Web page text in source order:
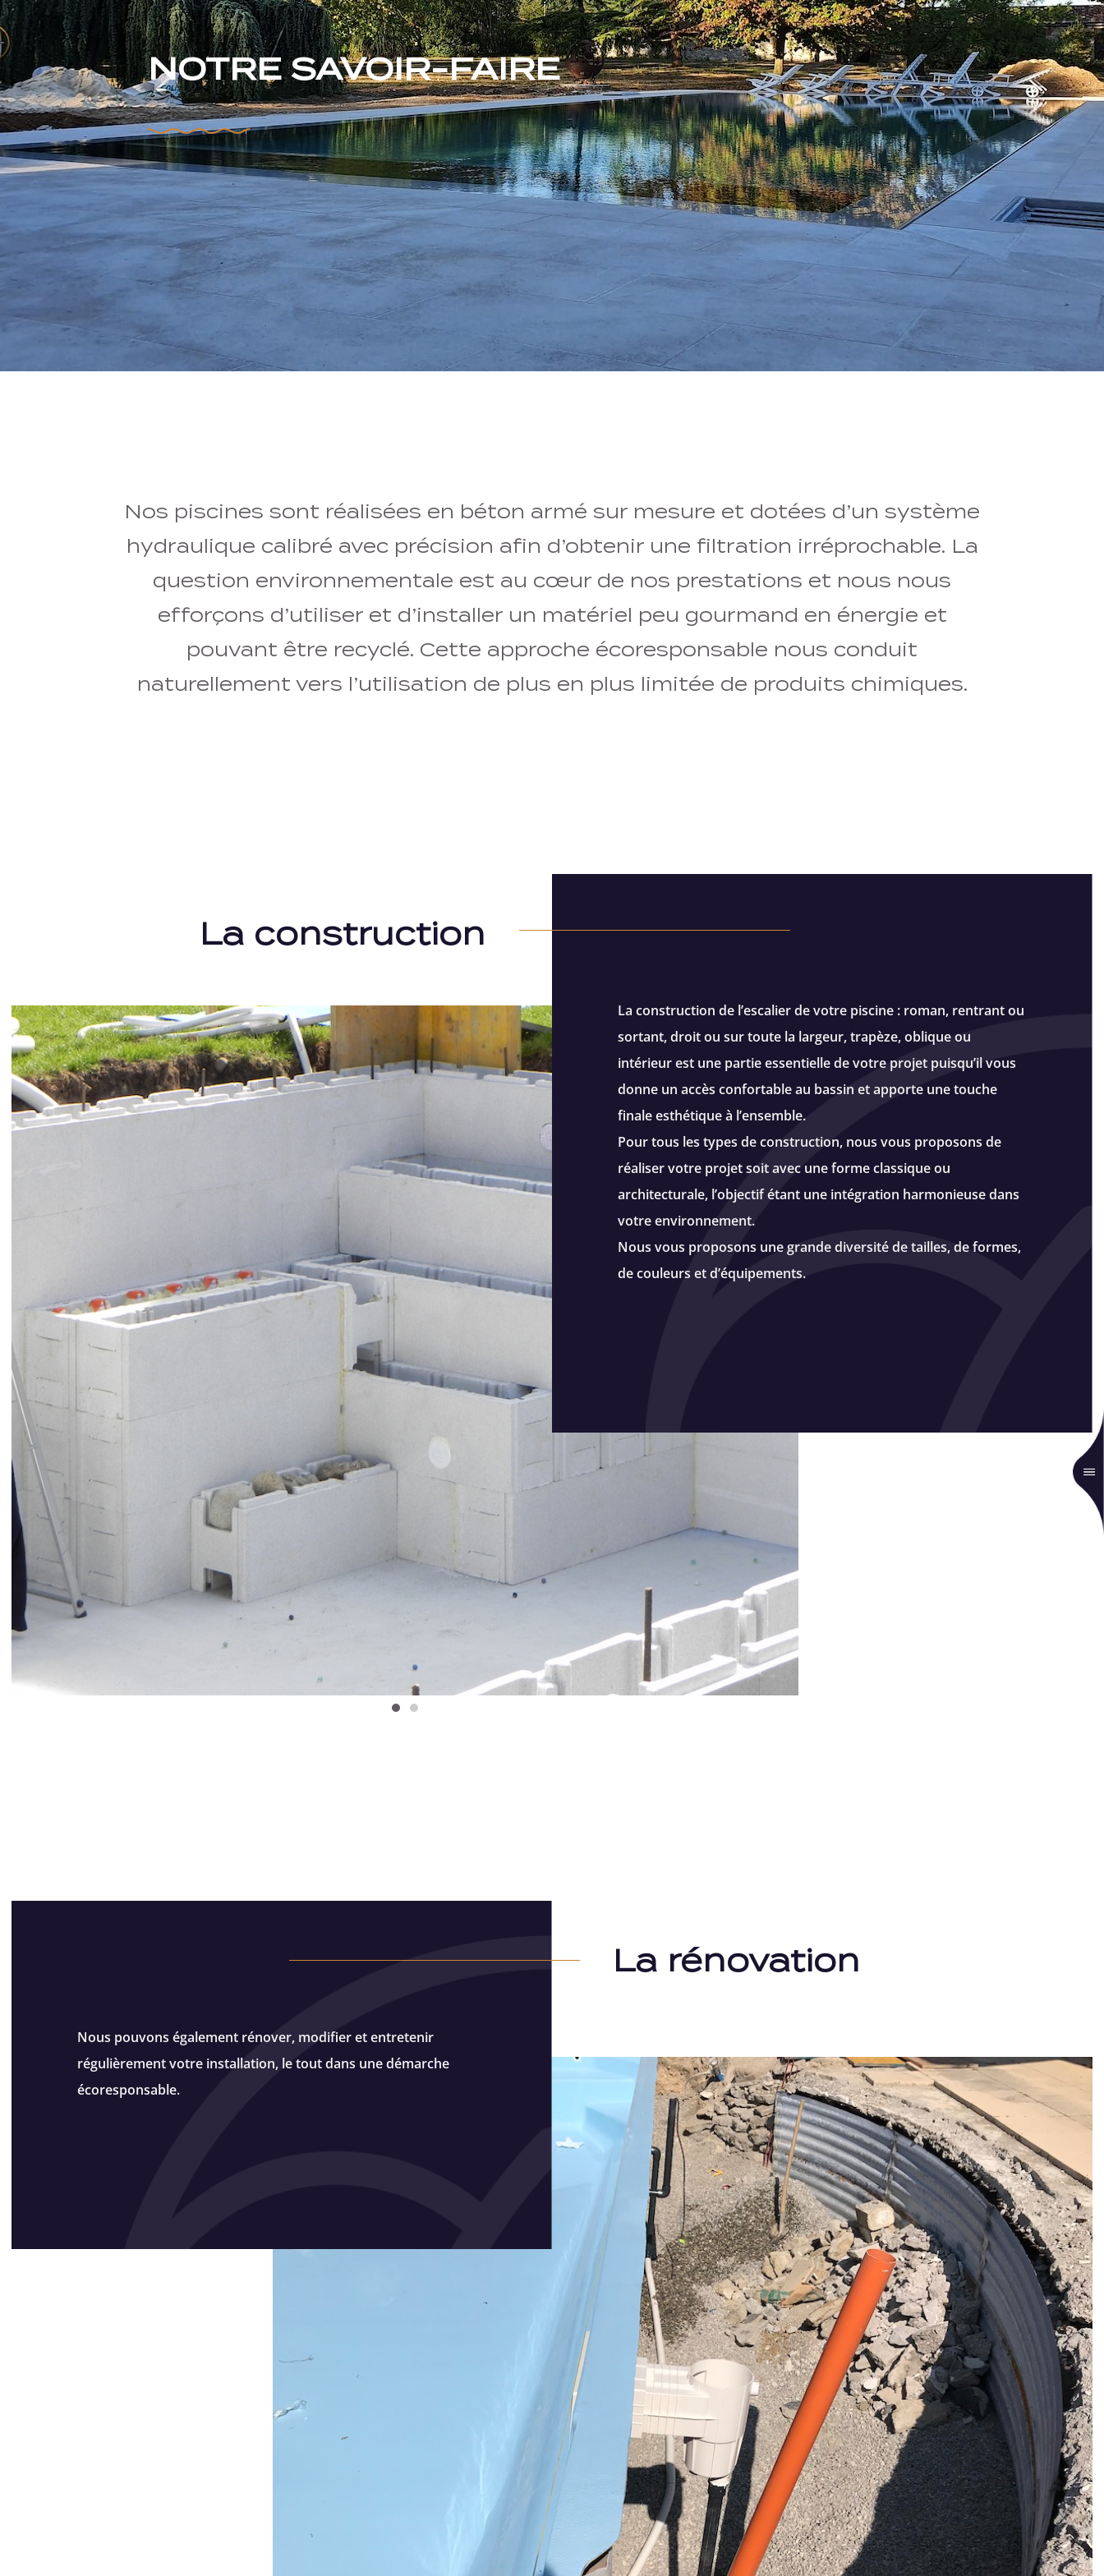
NOTRE SAVOIR-FAIRE​
Nos piscines sont réalisées en béton armé sur mesure et dotées d’un système
hydraulique calibré avec précision afin d’obtenir une filtration irréprochable. La
question environnementale est au cœur de nos prestations et nous nous
efforçons d’utiliser et d’installer un matériel peu gourmand en énergie et
pouvant être recyclé. Cette approche écoresponsable nous conduit
naturellement vers l’utilisation de plus en plus limitée de produits chimiques.
La construction
La construction de l’escalier de votre piscine : roman, rentrant ou
sortant, droit ou sur toute la largeur, trapèze, oblique ou
intérieur est une partie essentielle de votre projet puisqu’il vous
donne un accès confortable au bassin et apporte une touche
finale esthétique à l’ensemble.
Pour tous les types de construction, nous vous proposons de
réaliser votre projet soit avec une forme classique ou
architecturale, l’objectif étant une intégration harmonieuse dans
votre environnement.
Nous vous proposons une grande diversité de tailles, de formes,
de couleurs et d’équipements.
La rénovation
Nous pouvons également rénover, modifier et entretenir
régulièrement votre installation, le tout dans une démarche
écoresponsable.